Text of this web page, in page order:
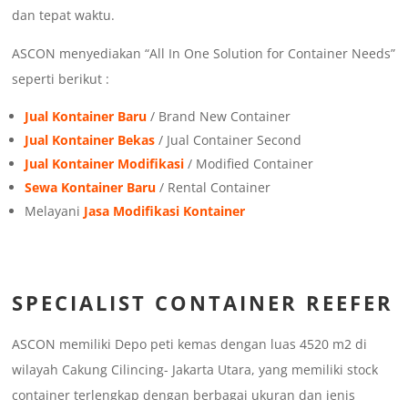
dan tepat waktu.
ASCON menyediakan “All In One Solution for Container Needs”
seperti berikut :
Jual Kontainer Baru / Brand New Container
Jual Kontainer Bekas / Jual Container Second
Jual Kontainer Modifikasi / Modified Container
Sewa Kontainer Baru / Rental Container
Melayani Jasa Modifikasi Kontainer
SPECIALIST CONTAINER REEFER
ASCON memiliki Depo peti kemas dengan luas 4520 m2 di
wilayah Cakung Cilincing- Jakarta Utara, yang memiliki stock
container terlengkap dengan berbagai ukuran dan jenis